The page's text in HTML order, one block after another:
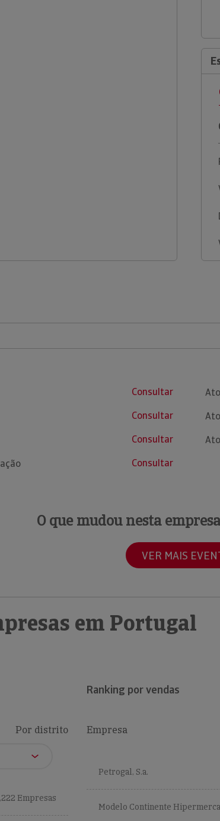
Consultar
Consultar
Consultar
Consultar
O que mudou nesta
VER MAIS
em Portugal
Por distrito
Empresas
Ranking por vendas
Empresa
Petrogal, S.a.
Modelo Continente